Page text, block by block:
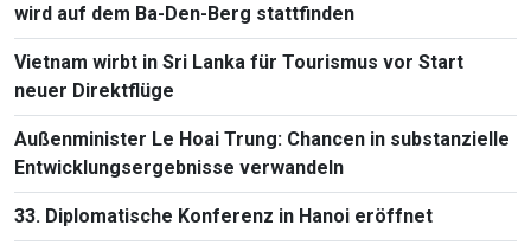
wird auf dem Ba-Den-Berg stattfinden
Vietnam wirbt in Sri Lanka für Tourismus vor Start
neuer Direktflüge
Außenminister Le Hoai Trung: Chancen in substanzielle
Entwicklungsergebnisse verwandeln
33. Diplomatische Konferenz in Hanoi eröffnet